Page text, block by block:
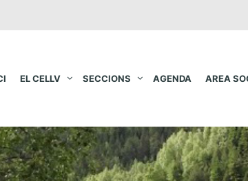
EL CELLV SECCIONS AGENDA AREA